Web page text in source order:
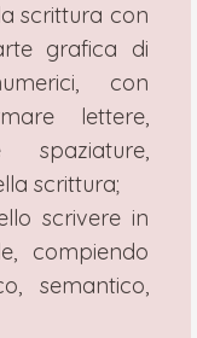
scrittura con
grafica di
con
lettere,
scrittura;
scrivere in
compiendo
semantico,